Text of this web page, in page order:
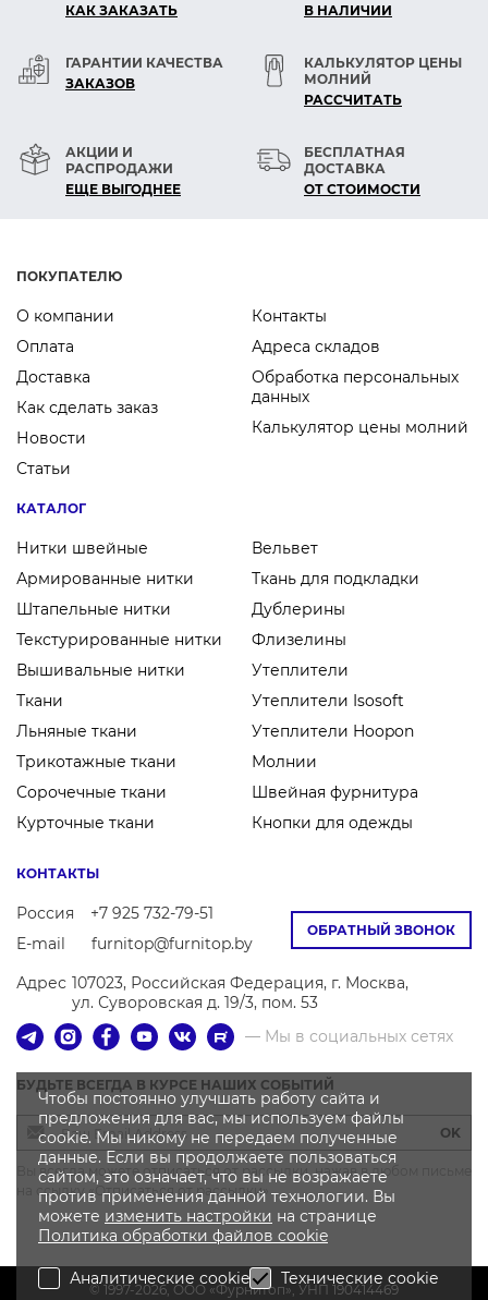
КАК ЗАКАЗАТЬ
В НАЛИЧИИ
ГАРАНТИИ КАЧЕСТВА
ЗАКАЗОВ
КАЛЬКУЛЯТОР ЦЕНЫ
МОЛНИЙ
РАСCЧИТАТЬ
АКЦИИ И
РАСПРОДАЖИ
ЕЩЕ ВЫГОДНЕЕ
БЕСПЛАТНАЯ
ДОСТАВКА
ОТ СТОИМОСТИ
ПОКУПАТЕЛЮ
О компании
Оплата
Доставка
Как сделать заказ
Новости
Статьи
Контакты
Адреса складов
Обработка персональных
данных
Калькулятор цены молний
КАТАЛОГ
Нитки швейные
Армированные нитки
Штапельные нитки
Текстурированные нитки
Вышивальные нитки
Ткани
Льняные ткани
Трикотажные ткани
Сорочечные ткани
Курточные ткани
Вельвет
Ткань для подкладки
Дублерины
Флизелины
Утеплители
Утеплители Isosoft
Утеплители Hoopon
Молнии
Швейная фурнитура
Кнопки для одежды
ОБРАТНЫЙ ЗВОНОК
КОНТАКТЫ
Россия
+7 925 732-79-51
E-mail
furnitop@furnitop.by
Адрес 107023, Российская Федерация, г. Москва,
ул. Суворовская д. 19/3, пом. 53
— Мы в социальных сетях
БУДЬТЕ ВСЕГДА В КУРСЕ НАШИХ СОБЫТИЙ
OK
Вы всегда можете отписаться от рассылки, нажав в любом письме
на ссылку «Отписаться от рассылки»
© 1997-2026, OOO «Фурнитоп», УНП 190414469
Чтобы постоянно улучшать работу сайта и
предложения для вас, мы используем файлы
cookie. Мы никому не передаем полученные
данные. Если вы продолжаете пользоваться
сайтом, это означает, что вы не возражаете
против применения данной технологии. Вы
можете изменить настройки на странице
Политика обработки файлов cookie
Аналитические cookie Технические cookie